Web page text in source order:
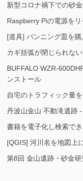
新型コロナ禍下での砂
Raspberry Piの電源を
[道具] パンニング皿を購
カギ括弧が閉じられな
BUFFALO WZR-
ンストール
自宅のトラフィック量
丹波山金山 不動滝遺跡
書籍を電子化し検索で
[QGIS] 河川名を地図上
第8回 金山遺跡・砂金